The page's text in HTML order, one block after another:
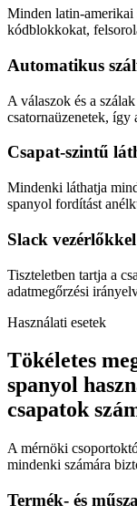
Minden latin-amerikai
kódblokkokat,
Automatikus
A válaszok és a
csatornaüzenetek, így
Csapat-szintű
Mindenki láthatja
spanyol fordítást
Slack
Tiszteletben tartja a
adatmegőrzési
Használati esetek
Tökéletes
spanyol
csapatok
A mérnöki
mindenki számára
Termék- és